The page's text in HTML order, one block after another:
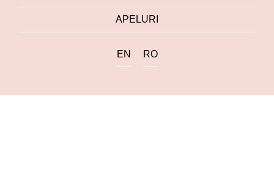
APELURI
EN RO